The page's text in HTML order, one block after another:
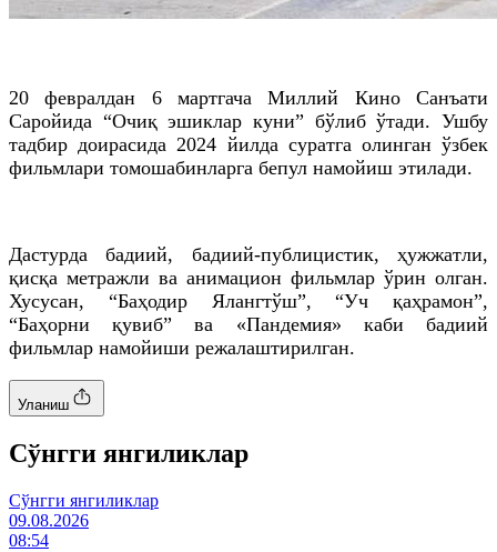
20 февралдан 6 мартгача Миллий Кино Санъати
Саройида “Очиқ эшиклар куни” бўлиб ўтади. Ушбу
тадбир доирасида 2024 йилда суратга олинган ўзбек
фильмлари томошабинларга бепул намойиш этилади.
Дастурда бадиий, бадиий-публицистик, ҳужжатли,
қисқа метражли ва анимацион фильмлар ўрин олган.
Хусусан, “Баҳодир Ялангтўш”, “Уч қаҳрамон”,
“Баҳорни қувиб” ва «Пандемия» каби бадиий
фильмлар намойиши режалаштирилган.
Уланиш
Cўнгги янгиликлар
Cўнгги янгиликлар
09.08.2026
08:54